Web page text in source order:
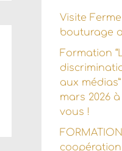
Visite
bouturage
Formation
aux
mars 2026
vous !
coopération